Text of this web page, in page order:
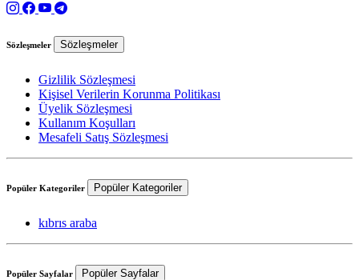
Sözleşmeler Sözleşmeler
Gizlilik Sözleşmesi
Kişisel Verilerin Korunma Politikası
Üyelik Sözleşmesi
Kullanım Koşulları
Mesafeli Satış Sözleşmesi
Popüler Kategoriler Popüler Kategoriler
kıbrıs araba
Popüler Sayfalar Popüler Sayfalar